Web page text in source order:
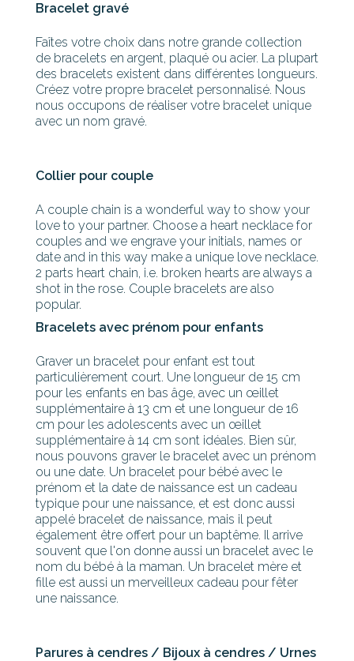
Bracelet gravé
Faîtes votre choix dans notre grande collection
de bracelets en argent, plaqué ou acier. La plupart
des bracelets existent dans différentes longueurs.
Créez votre propre bracelet personnalisé. Nous
nous occupons de réaliser votre bracelet unique
avec un nom gravé.
Collier pour couple
A couple chain is a wonderful way to show your
love to your partner. Choose a heart necklace for
couples and we engrave your initials, names or
date and in this way make a unique love necklace.
2 parts heart chain, i.e. broken hearts are always a
shot in the rose. Couple bracelets are also
popular.
Bracelets avec prénom pour enfants
Graver un bracelet pour enfant est tout
particulièrement court. Une longueur de 15 cm
pour les enfants en bas âge, avec un œillet
supplémentaire à 13 cm et une longueur de 16
cm pour les adolescents avec un œillet
supplémentaire à 14 cm sont idéales. Bien sûr,
nous pouvons graver le bracelet avec un prénom
ou une date. Un bracelet pour bébé avec le
prénom et la date de naissance est un cadeau
typique pour une naissance, et est donc aussi
appelé bracelet de naissance, mais il peut
également être offert pour un baptême. Il arrive
souvent que l'on donne aussi un bracelet avec le
nom du bébé à la maman. Un bracelet mère et
fille est aussi un merveilleux cadeau pour fêter
une naissance.
Parures à cendres / Bijoux à cendres / Urnes